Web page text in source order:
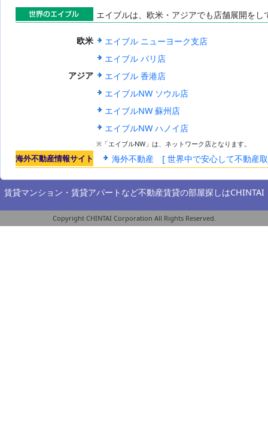
世界のエイブ
エイブルは、欧米・アジアでも店舗展開を
欧米
エイブル ニューヨーク支店
エイブル パリ店
アジア
エイブル 香港店
エイブルNW ソウル店
エイブルNW 蘇州店
エイブルNW ハノイ店
※「エイブルNW」は、ネットワーク店となります。
海外不動産情報サイト 海外不動産 [ 世界中で安心して不動産
賃貸マンション・賃貸アパートなど不動産賃貸の部屋探しはCHINTAI
Copyright CHINTAI Corporation All Rights Reserved.